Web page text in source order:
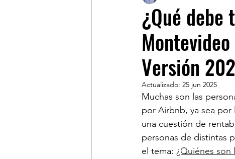
¿Qué
Versión
Actualizado: 25 jun 2025
Muchas son las
por Airbnb, ya sea
una cuestión de
personas de distintas
el tema: ¿Quiénes